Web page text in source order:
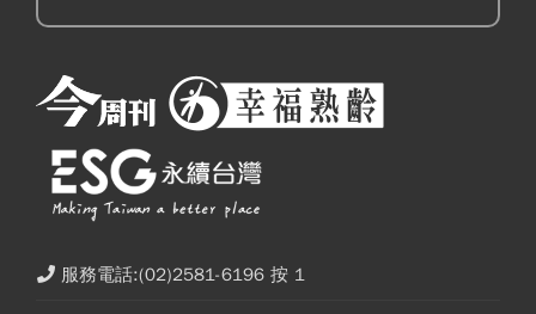
服務電話:(02)2581-6196 按 1